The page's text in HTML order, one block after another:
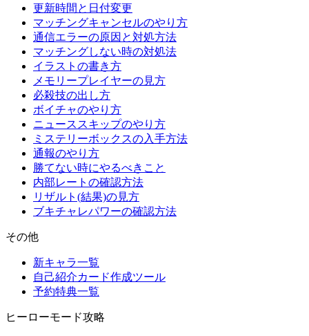
更新時間と日付変更
マッチングキャンセルのやり方
通信エラーの原因と対処方法
マッチングしない時の対処法
イラストの書き方
メモリープレイヤーの見方
必殺技の出し方
ボイチャのやり方
ニューススキップのやり方
ミステリーボックスの入手方法
通報のやり方
勝てない時にやるべきこと
内部レートの確認方法
リザルト(結果)の見方
ブキチャレパワーの確認方法
その他
新キャラ一覧
自己紹介カード作成ツール
予約特典一覧
ヒーローモード攻略